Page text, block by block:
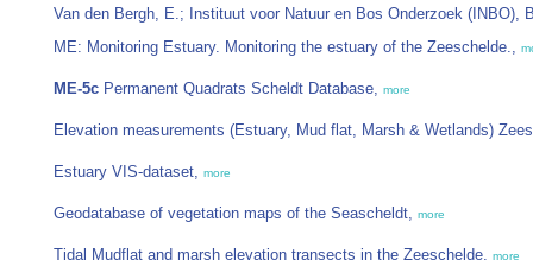
Van den Bergh, E.; Instituut voor Natuur en Bos Onderzoek (INBO),
ME: Monitoring Estuary. Monitoring the estuary of the Zeeschelde.,
ME-5c Permanent Quadrats Scheldt Database, more
Elevation measurements (Estuary, Mud flat, Marsh & Wetlands)
Estuary VIS-dataset, more
Geodatabase of vegetation maps of the Seascheldt, more
Tidal Mudflat and marsh elevation transects in the Zeeschelde, more